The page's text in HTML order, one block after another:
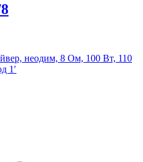
неодим, 8 Ом, 100 Вт, 110
1′